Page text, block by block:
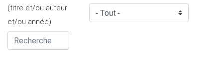
(titre et/ou auteur
et/ou année)